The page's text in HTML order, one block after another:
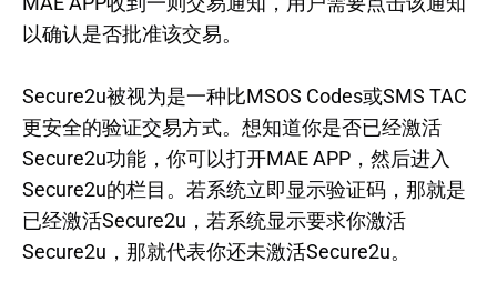
以确认是否批准该交易。
Secure2u被视为是一种比MSOS Codes或SMS TAC
更安全的验证交易方式。想知道你是否已经激活
Secure2u功能，你可以打开MAE APP，然后进入
Secure2u的栏目。若系统立即显示验证码，那就是
已经激活Secure2u，若系统显示要求你激活
Secure2u，那就代表你还未激活Secure2u。